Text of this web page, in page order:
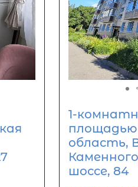
1-
площадью
область,
шоссе, 84